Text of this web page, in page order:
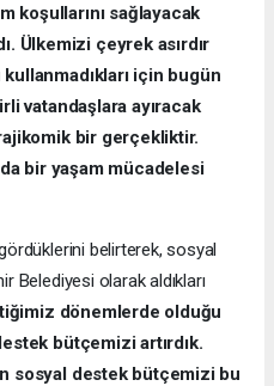
koşullarını sağlayacak
Ülkemizi çeyrek asırdır
için bugün
vatandaşlara ayıracak
bir gerçekliktir.
bir yaşam mücadelesi
belirterek, sosyal
Belediyesi olarak aldıkları
dönemlerde olduğu
bütçemizi artırdık.
sosyal destek bütçemizi bu